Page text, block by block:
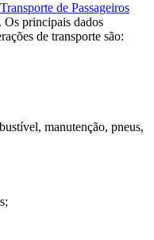
de Passageiros
Os principais dados
de transporte são:
manutenção, pneus,